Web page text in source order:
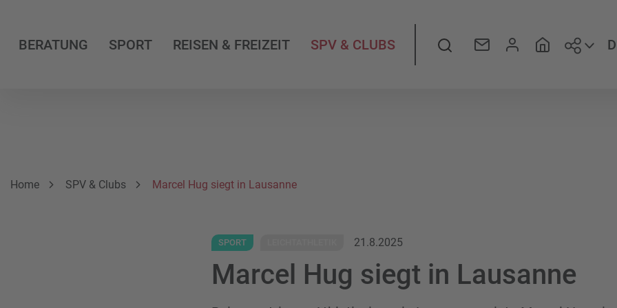
BERATUNG SPORT REISEN & FREIZEIT SPV & CLUBS Suche
Breadcrumbnavigation
Sie befinden sich hier:
Home SPV & Clubs Marcel Hug siegt in Lausanne
SPORT 21.8.2025
Marcel Hug siegt in Lausanne